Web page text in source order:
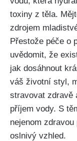
toxiny z těla.
zdrojem
Přestože péče o
uvědomit, ‌že‍
jak ⁣dosáhnout
váš životní styl,
stravovat zdravě
příjem vody. ​S
nejenom
oslnivý vzhled.